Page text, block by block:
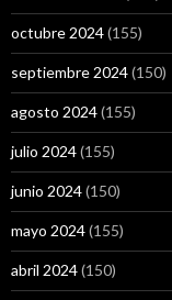
octubre 2024(155)
septiembre 2024(150)
agosto 2024(155)
julio 2024(155)
junio 2024(150)
mayo 2024(155)
abril 2024(150)